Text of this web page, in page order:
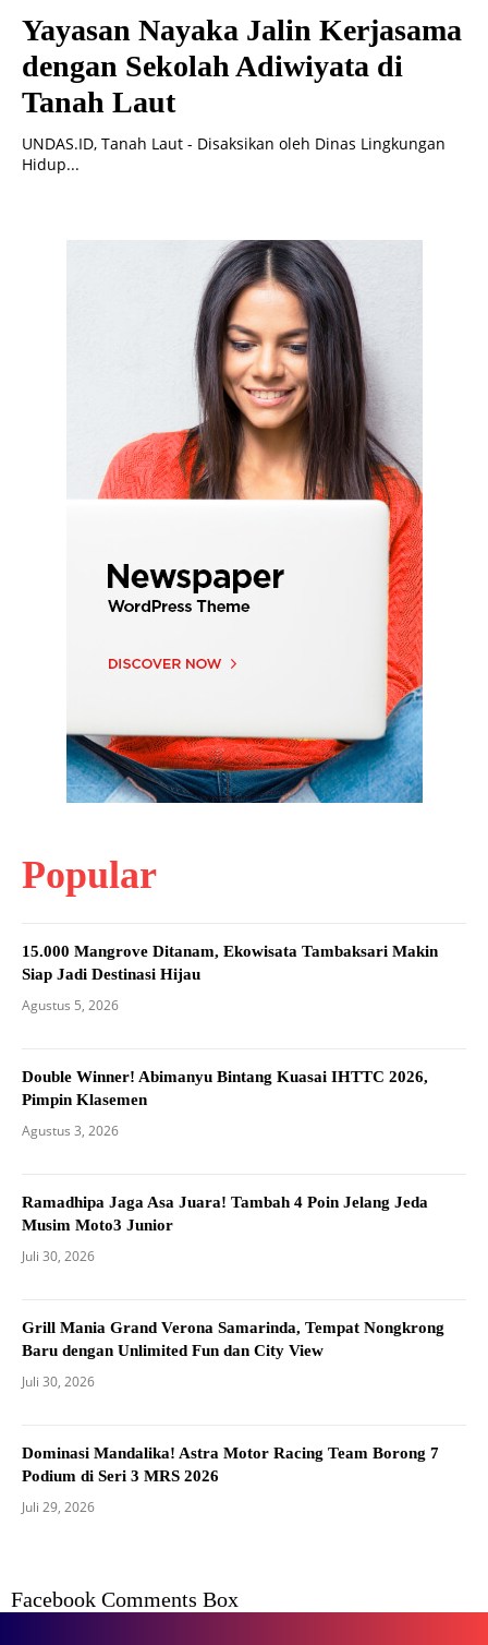
Yayasan Nayaka Jalin Kerjasama
dengan Sekolah Adiwiyata di
Tanah Laut
UNDAS.ID, Tanah Laut - Disaksikan oleh Dinas Lingkungan
Hidup...
Popular
15.000 Mangrove Ditanam, Ekowisata Tambaksari Makin
Siap Jadi Destinasi Hijau
Agustus 5, 2026
Double Winner! Abimanyu Bintang Kuasai IHTTC 2026,
Pimpin Klasemen
Agustus 3, 2026
Ramadhipa Jaga Asa Juara! Tambah 4 Poin Jelang Jeda
Musim Moto3 Junior
Juli 30, 2026
Grill Mania Grand Verona Samarinda, Tempat Nongkrong
Baru dengan Unlimited Fun dan City View
Juli 30, 2026
Dominasi Mandalika! Astra Motor Racing Team Borong 7
Podium di Seri 3 MRS 2026
Juli 29, 2026
Facebook Comments Box